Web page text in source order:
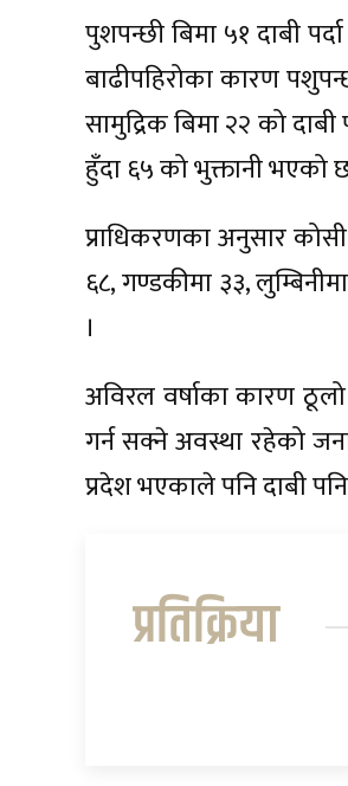
पुशपन्छी बिमा ५१ दाबी
बाढीपहिरोका कारण
सामुद्रिक बिमा २२ को
हुँदा ६५ को भुक्तानी भएको
प्राधिकरणका अनुसार
६८, गण्डकीमा ३३,
।
अविरल वर्षाका कारण
गर्न सक्ने अवस्था रहेको
प्रदेश भएकाले पनि दाबी
प्रतिक्रिया